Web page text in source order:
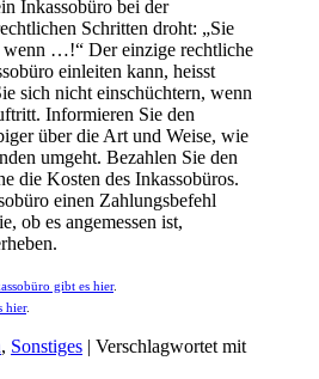
Inkassobüro bei der
Schritten droht: „Sie
wenn …!“ Der einzige rechtliche
einleiten kann, heisst
sich nicht einschüchtern, wenn
Informieren Sie den
über die Art und Weise, wie
umgeht. Bezahlen Sie den
die Kosten des Inkassobüros.
einen Zahlungsbefehl
ob es angemessen ist,
gibt es hier.
hier.
, Sonstiges | Verschlagwortet mit